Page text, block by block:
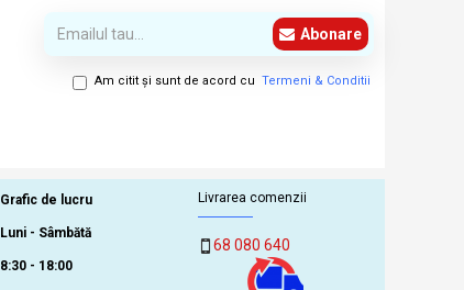
Abonare
Am citit şi sunt de acord cu Termeni & Conditii
Grafic de lucru
Luni - Sâmbătă
8:30 - 18:00
Livrarea comenzii
68 080 640